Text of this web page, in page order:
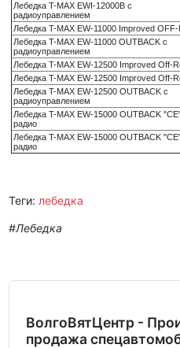
Лебедка T-MAX EWI-12000В с
радиоуправлением
Лебедка T-MAX EW-11000 Improved
Лебедка T-MAX EW-11000 OUTBACK с
радиоуправлением
Лебедка T-MAX EW-12500 Improved Off-
Лебедка T-MAX EW-12500 Improved Off-
Лебедка T-MAX EW-12500 OUTBACK с
радиоуправлением
Лебедка T-MAX EW-15000 OUTBACK
радио
Лебедка T-MAX EW-15000 OUTBACK
радио
Теги: лебедка
#Лебедка
ВолгоВятЦентр -
продажа